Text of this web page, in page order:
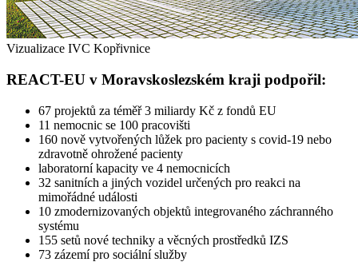
Vizualizace IVC Kopřivnice
REACT-EU v Moravskoslezském kraji podpořil:
67 projektů za téměř 3 miliardy Kč z fondů EU
11 nemocnic se 100 pracovišti
160 nově vytvořených lůžek pro pacienty s covid-19 nebo
zdravotně ohrožené pacienty
laboratorní kapacity ve 4 nemocnicích
32 sanitních a jiných vozidel určených pro reakci na
mimořádné události
10 zmodernizovaných objektů integrovaného záchranného
systému
155 setů nové techniky a věcných prostředků IZS
73 zázemí pro sociální služby